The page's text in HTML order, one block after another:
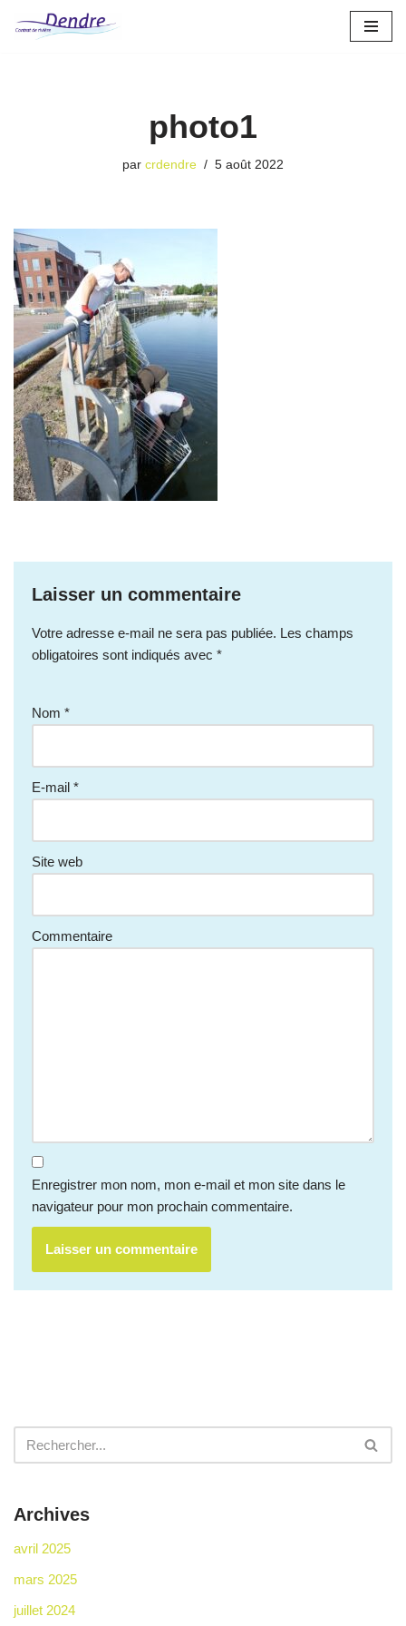
photo1
par crdendre 5 août 2022
Laisser un commentaire
Votre adresse e-mail ne sera pas publiée. Les champs
obligatoires sont indiqués avec *
Nom *
E-mail *
Site web
Commentaire
Enregistrer mon nom, mon e-mail et mon site dans le
navigateur pour mon prochain commentaire.
Archives
avril 2025
mars 2025
juillet 2024